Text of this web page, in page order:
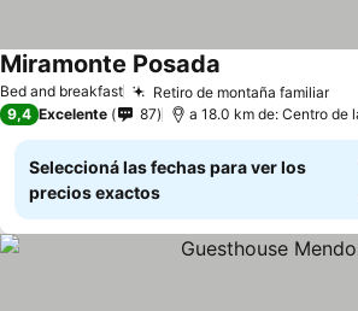
Bed and breakfast Retiro de montaña familiar
Miramonte Posada
9,4 Excelente 87 a 18.0 km de: Centro de
Seleccioná las fechas para ver los
precios exactos